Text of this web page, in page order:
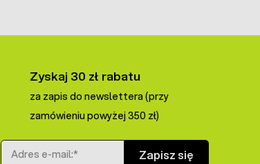
Zyskaj 30 zł rabatu
za zapis do newslettera (przy
zamówieniu powyżej 350 zł)
Adres e-mail
Zapisz się